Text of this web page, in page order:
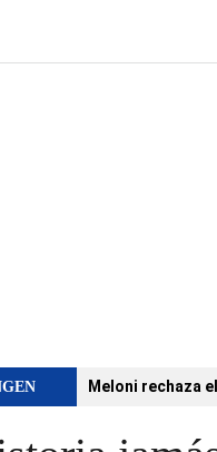
Meloni rechaza